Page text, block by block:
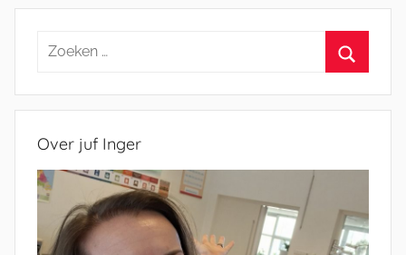
Zoeken
Over juf Inger